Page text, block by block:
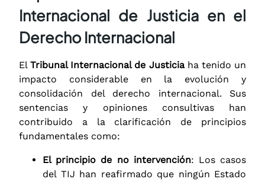
Internacional de Justicia en el
Derecho Internacional
ElTribunal Internacional de Justiciaha tenido un
impacto considerable en la evolución y
consolidación del derecho internacional. Sus
sentencias y opiniones consultivas han
contribuido a la clarificación de principios
fundamentales como:
El principio de no intervención: Los casos
del TIJ han reafirmado que ningún Estado